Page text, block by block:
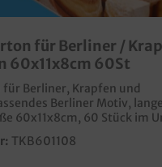
für Berliner /
60x11x8cm 60St
Berliner, Krapfen und
Berliner Motiv, lange
60x11x8cm, 60 Stück im
Transportlösung im
Konditoreibedarf lange
TKB601108